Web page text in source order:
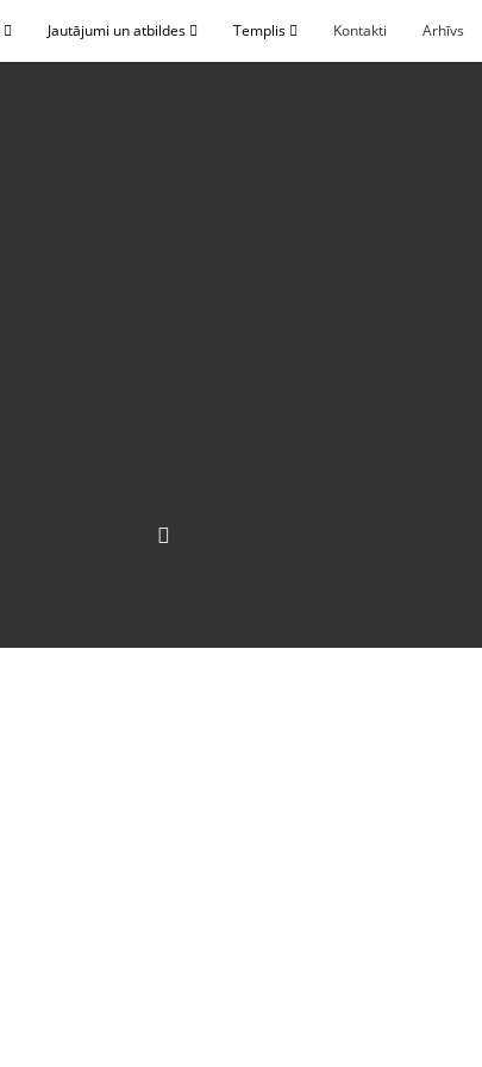
Jautājumi un atbildes Templis Kontakti Arhīvs